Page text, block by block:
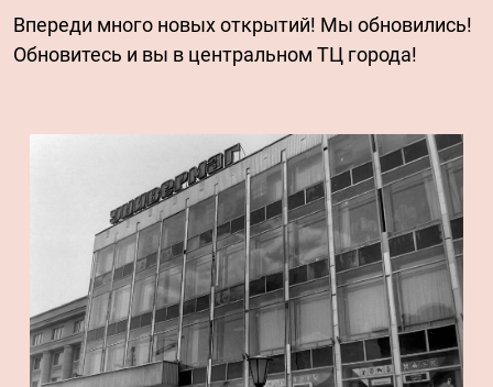
Впереди много новых открытий! Мы обновились!
Обновитесь и вы в центральном ТЦ города!